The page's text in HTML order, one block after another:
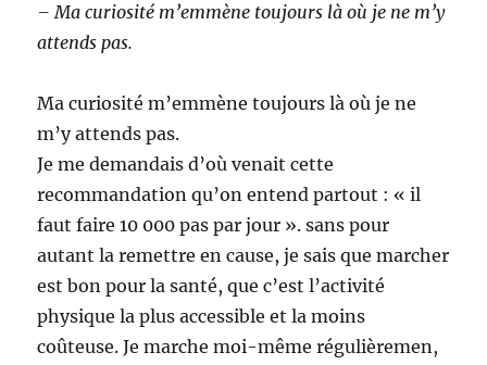
– Ma curiosité m’emmène toujours là où je ne m’y
attends pas.
Ma curiosité m’emmène toujours là où je ne
m’y attends pas.
Je me demandais d’où venait cette
recommandation qu’on entend partout : « il
faut faire 10 000 pas par jour ». sans pour
autant la remettre en cause, je sais que marcher
est bon pour la santé, que c’est l’activité
physique la plus accessible et la moins
coûteuse. Je marche moi-même régulièremen,